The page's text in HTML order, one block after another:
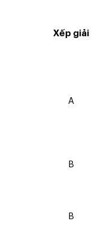
Xếp giải
A
B
B